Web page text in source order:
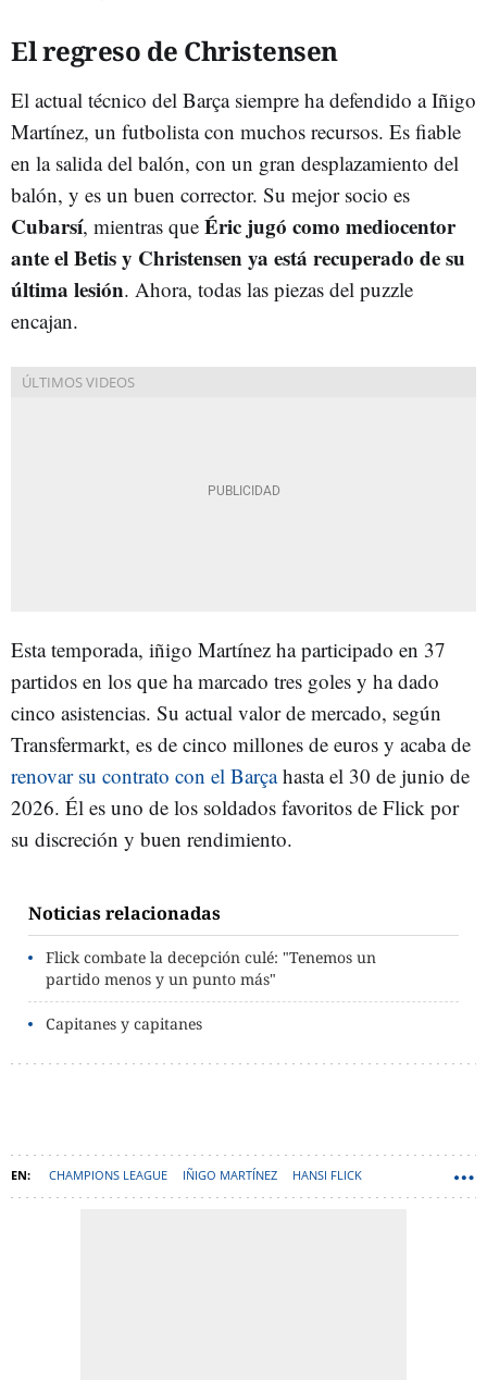
El regreso de Christensen
El actual técnico del Barça siempre ha defendido a Iñigo
Martínez, un futbolista con muchos recursos. Es fiable
en la salida del balón, con un gran desplazamiento del
balón, y es un buen corrector. Su mejor socio es
Cubarsí, mientras que Éric jugó como mediocentor
ante el Betis y Christensen ya está recuperado de su
última lesión. Ahora, todas las piezas del puzzle
encajan.
Esta temporada, iñigo Martínez ha participado en 37
partidos en los que ha marcado tres goles y ha dado
cinco asistencias. Su actual valor de mercado, según
Transfermarkt, es de cinco millones de euros y acaba de
renovar su contrato con el Barçahasta el 30 de junio de
2026. Él es uno de los soldados favoritos de Flick por
su discreción y buen rendimiento.
Noticias relacionadas
Flick combate la decepción culé: "Tenemos un
partido menos y un punto más"
Capitanes y capitanes
CHAMPIONS LEAGUE IÑIGO MARTÍNEZ HANSI FLICK